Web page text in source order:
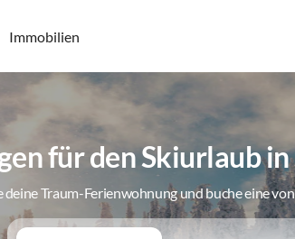
Immobilien
für den Skiurlaub in
deine Traum-Ferienwohnung und buche eine